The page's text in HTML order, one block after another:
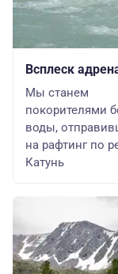
Всплеск
Мы станем
покорителями
воды,
на рафтинг по
Катунь